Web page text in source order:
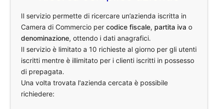
Il servizio permette di ricercare un’azienda iscritta in
Camera di Commercio percodice fiscale, partita iva o
denominazione, ottendo i dati anagrafici.
Il servizio è limitato a 10 richieste al giorno per gli utenti
iscritti mentre è illimitato per i clienti iscritti in possesso
di prepagata.
Una volta trovata l'azienda cercata è possibile
richiedere: